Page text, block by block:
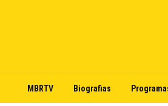
MBRTV Biografias